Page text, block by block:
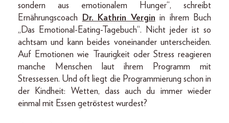
sondern aus emotionalem Hunger“, schreibt
Ernährungscoach Dr. Kathrin Vergin in ihrem Buch
„Das Emotional-Eating-Tagebuch“. Nicht jeder ist so
achtsam und kann beides voneinander unterscheiden.
Auf Emotionen wie Traurigkeit oder Stress reagieren
manche Menschen laut ihrem Programm mit
Stressessen. Und oft liegt die Programmierung schon in
der Kindheit: Wetten, dass auch du immer wieder
einmal mit Essen getröstest wurdest?